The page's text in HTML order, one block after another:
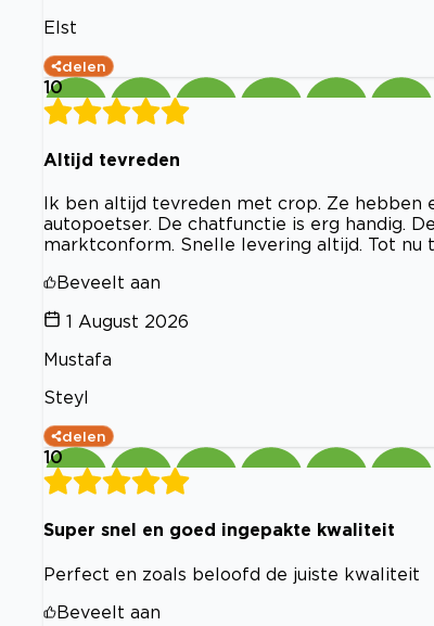
Elst
delen
10
Altijd tevreden
Ik ben altijd tevreden met crop. Ze hebben
autopoetser. De chatfunctie is erg handig.
marktconform. Snelle levering altijd. Tot nu
Beveelt aan
1 August 2026
Mustafa
Steyl
delen
10
Super snel en goed ingepakte kwaliteit
Perfect en zoals beloofd de juiste kwaliteit
Beveelt aan